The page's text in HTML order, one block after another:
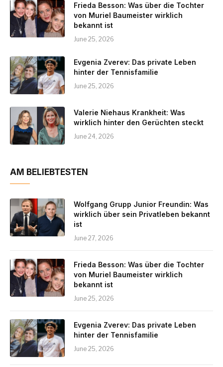
Frieda Besson: Was über die Tochter
von Muriel Baumeister wirklich
bekannt ist
June 25, 2026
Evgenia Zverev: Das private Leben
hinter der Tennisfamilie
June 25, 2026
Valerie Niehaus Krankheit: Was
wirklich hinter den Gerüchten steckt
June 24, 2026
AM BELIEBTESTEN
Wolfgang Grupp Junior Freundin: Was
wirklich über sein Privatleben bekannt
ist
June 27, 2026
Frieda Besson: Was über die Tochter
von Muriel Baumeister wirklich
bekannt ist
June 25, 2026
Evgenia Zverev: Das private Leben
hinter der Tennisfamilie
June 25, 2026